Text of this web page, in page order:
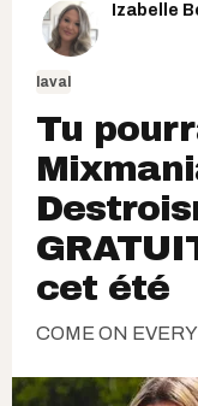
Izabelle
laval
Tu
cet été
COME ON